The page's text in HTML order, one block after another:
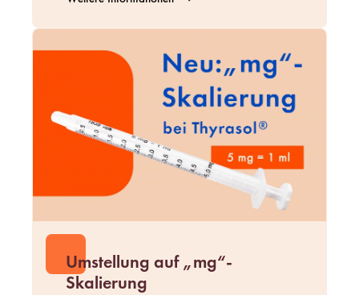
Umstellung auf „mg“-
Skalierung